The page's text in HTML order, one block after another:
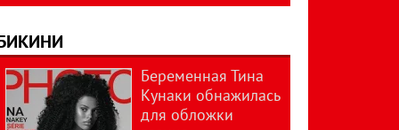
Беременная Тина
Кунаки обнажилась
для обложки